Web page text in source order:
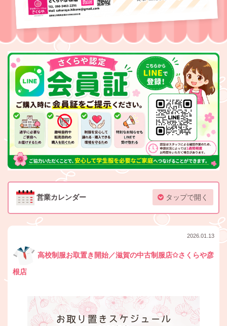
営業カレンダー タップで開く
2026.01.13
高校制服お取置き開始／滋賀の中古制服店✩さくらや彦
根店